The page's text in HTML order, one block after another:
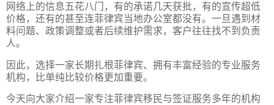
网络上的信息五花八门，有的承诺几天获批，有的宣传超低
价格，还有的甚至连菲律宾当地办公室都没有。一旦遇到材
料问题、政策调整或者后续维护需求，客户往往找不到负责
人。
因此，选择一家长期扎根菲律宾、拥有丰富经验的专业服务
机构，比单纯比较价格更加重要。
今天向大家介绍一家专注菲律宾移民与签证服务多年的机构